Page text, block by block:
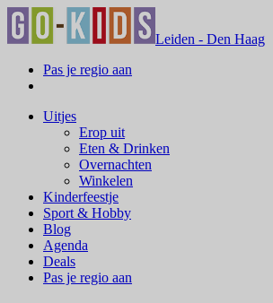
Leiden - Den Haag
Pas je regio aan
Uitjes
Erop uit
Eten & Drinken
Overnachten
Winkelen
Kinderfeestje
Sport & Hobby
Blog
Agenda
Deals
Pas je regio aan